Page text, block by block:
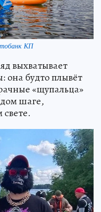
КП
выхватывает
она будто плывёт
«щупальца»
шаге,